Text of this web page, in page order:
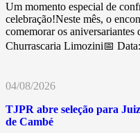
Um momento especial de
celebração!Neste mês, o
comemorar os
Churrascaria Limozini📅
04/08/2026
TJPR abre seleção para
de Cambé